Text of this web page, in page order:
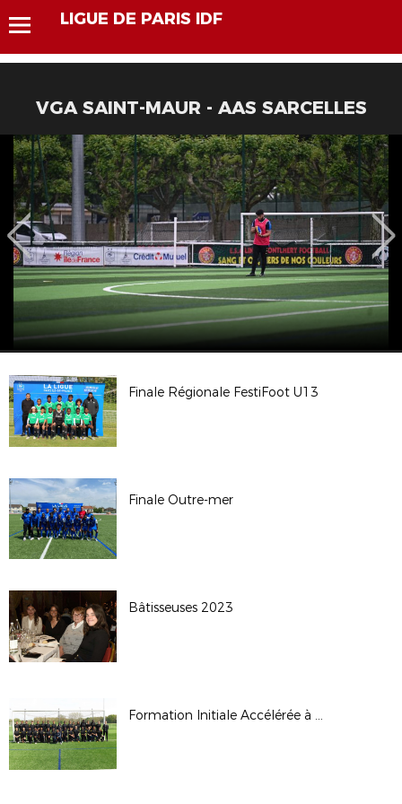
LIGUE DE PARIS IDF
VGA SAINT-MAUR - AAS SARCELLES
Finale Régionale FestiFoot U13
Finale Outre-mer
Bâtisseuses 2023
Formation Initiale Accélérée à l'arbitrage 100% féminine